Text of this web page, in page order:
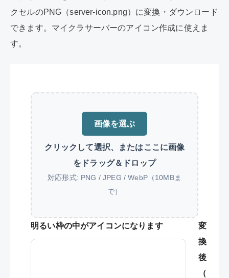
クセルのPNG（server-icon.png）に変換・ダウンロード
できます。マイクラサーバーのアイコン作成に使えま
す。
画像を選ぶ
クリックして選択、またはここに画像
をドラッグ＆ドロップ
対応形式: PNG / JPEG / WebP（10MBま
で）
明るい枠の中がアイコンになります
変
換
後
（